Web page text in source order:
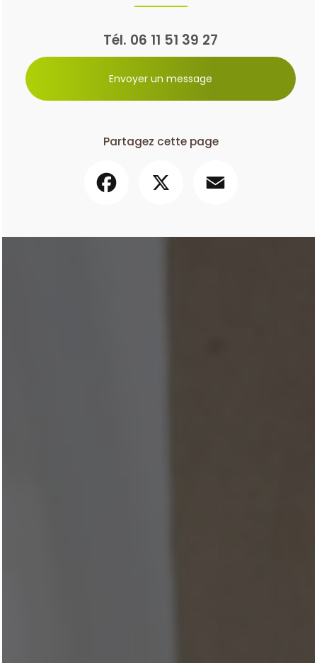
Tél. 06 11 51 39 27
Envoyer un message
Partagez cette page